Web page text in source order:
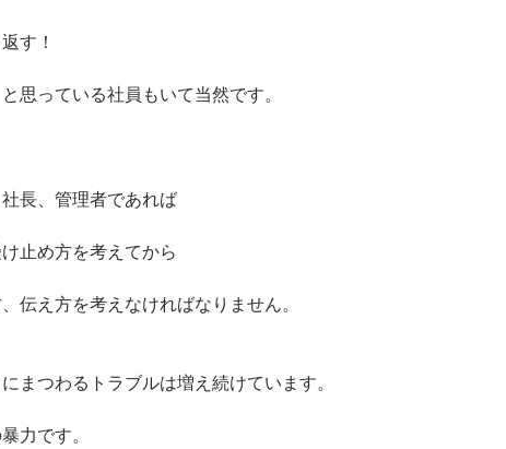
す！
思っている社員もいて当然です。
長、管理者であれば
止め方を考えてから
伝え方を考えなければなりません。
まつわるトラブルは増え続けています。
力です。